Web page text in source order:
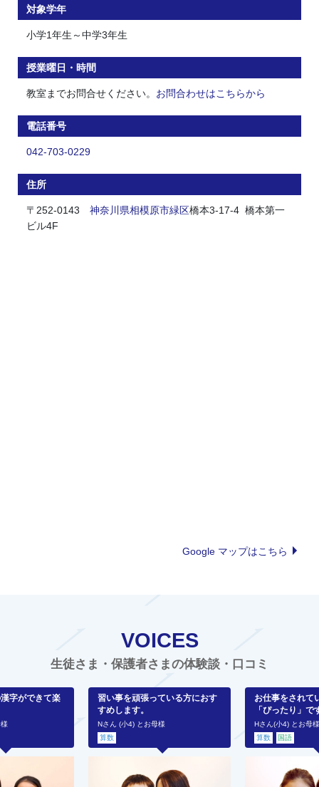
対象学年
小学1年生～中学3年生
授業曜日・時間
教室までお問合せください。 お問合わせはこちらから
電話番号
042-703-0229
住所
〒252-0143 神奈川県相模原市緑区橋本3-17-4 橋本第一
ビル4F
Google マップはこちら
VOICES
生徒さま・保護者さまの体験談・口コミ
字ができて楽
習い事を頑張っている方におす
すめします。
Nさん (小4) とお母様
算数
お仕事をされて
「ぴったり」で
Hさん(小4) とお母
算数
国語